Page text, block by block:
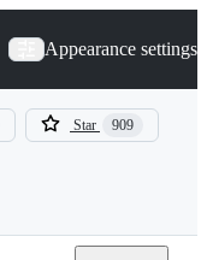
Appearance settings
Star 909